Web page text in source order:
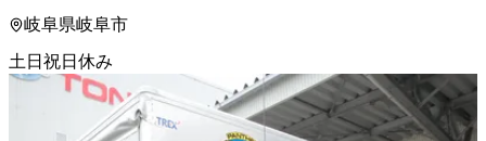
岐阜県岐阜市
土日祝日休み